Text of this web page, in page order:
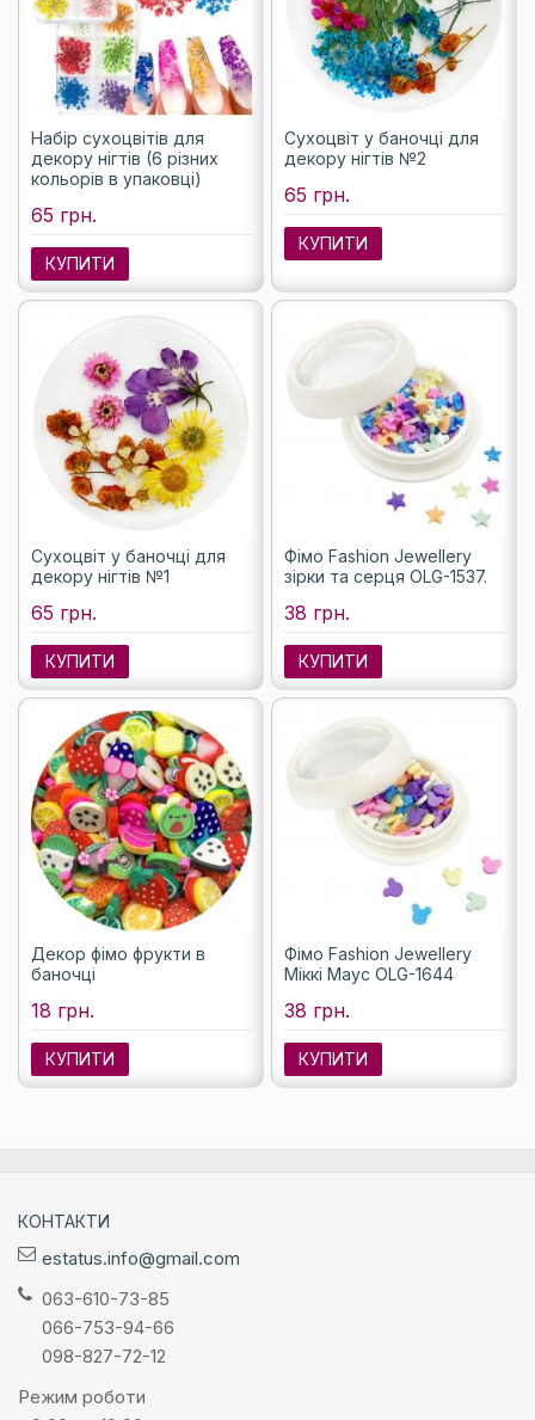
Набір сухоцвітів для
декору нігтів (6 різних
кольорів в упаковці)
65 грн.
КУПИТИ
Сухоцвіт у баночці для
декору нігтів №2
65 грн.
КУПИТИ
Сухоцвіт у баночці для
декору нігтів №1
65 грн.
КУПИТИ
Фімо Fashion Jewellery
зірки та серця OLG-1537.
38 грн.
КУПИТИ
Декор фімо фрукти в
баночці
18 грн.
КУПИТИ
Фімо Fashion Jewellery
Міккі Маус OLG-1644
38 грн.
КУПИТИ
КОНТАКТИ
estatus.info@gmail.com
063-610-73-85
066-753-94-66
098-827-72-12
Режим роботи